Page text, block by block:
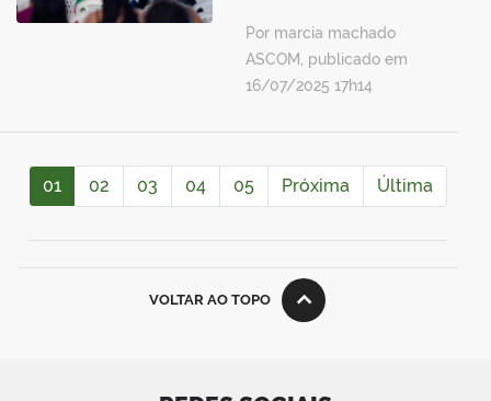
Por marcia machado
ASCOM, publicado em
16/07/2025 17h14
01 02 03 04 05 Próxima Última
VOLTAR AO TOPO